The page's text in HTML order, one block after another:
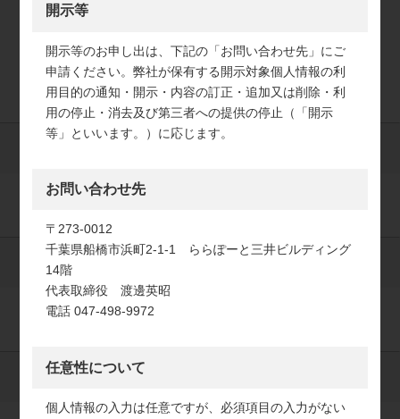
開示等
開示等のお申し出は、下記の「お問い合わせ先」にご
申請ください。弊社が保有する開示対象個人情報の利
用目的の通知・開示・内容の訂正・追加又は削除・利
用の停止・消去及び第三者への提供の停止（「開示
等」といいます。）に応じます。
お問い合わせ先
〒273-0012
千葉県船橋市浜町2-1-1 ららぽーと三井ビルディング
14階
代表取締役 渡邊英昭
電話 047-498-9972
任意性について
個人情報の入力は任意ですが、必須項目の入力がない
メールアドレス
メールアドレス（確認用）